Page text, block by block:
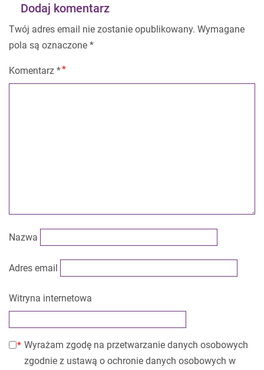
Dodaj komentarz
Twój adres email nie zostanie opublikowany. Wymagane
pola są oznaczone *
Komentarz *
Nazwa
Adres email
Witryna internetowa
Wyrażam zgodę na przetwarzanie danych osobowych
zgodnie z ustawą o ochronie danych osobowych w